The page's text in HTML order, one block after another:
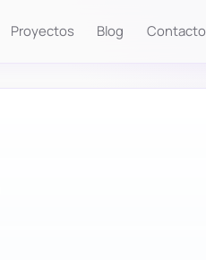
Proyectos Blog Contacto